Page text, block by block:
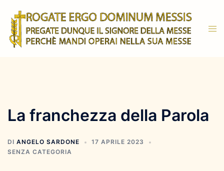
contenuto
La franchezza della Parola
DI ANGELO SARDONE
17 APRILE 2023
SENZA CATEGORIA